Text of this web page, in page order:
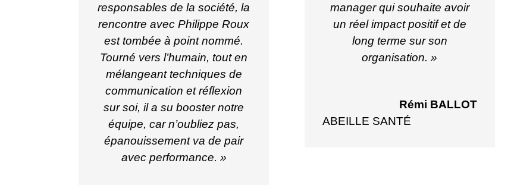
responsables de la société, la
rencontre avec Philippe Roux
est tombée à point nommé.
Tourné vers l’humain, tout en
mélangeant techniques de
communication et réflexion
sur soi, il a su booster notre
équipe, car n’oubliez pas,
épanouissement va de pair
avec performance. »
manager qui souhaite avoir
un réel impact positif et de
long terme sur son
organisation. »
Rémi BALLOT
ABEILLE SANTÉ